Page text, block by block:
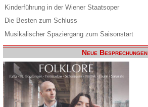
Kinderführung in der Wiener Staatsoper
Die Besten zum Schluss
Musikalischer Spaziergang zum Saisonstart
Neue Besprechungen